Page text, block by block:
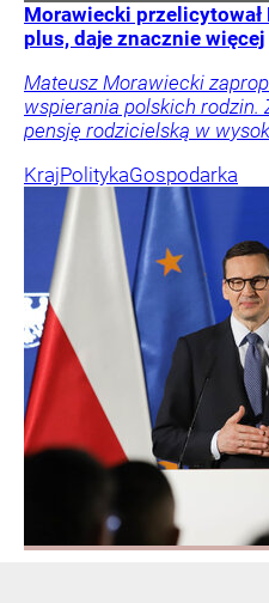
Morawiecki przelicytował
plus, daje znacznie więcej
Mateusz Morawiecki
wspierania polskich rodzin.
pensję rodzicielską w
KrajPolitykaGospodarka